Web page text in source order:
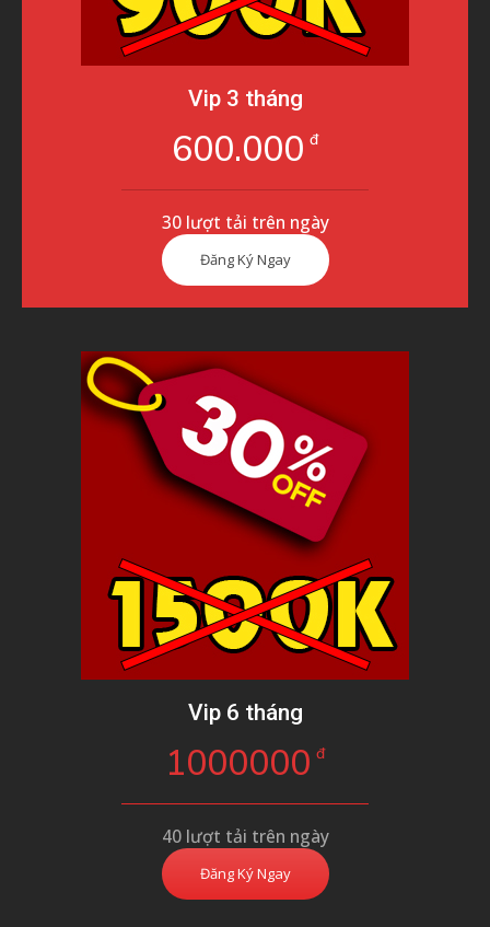
Vip 3 tháng
600.000 đ
30 lượt tải trên ngày
Đăng Ký Ngay
Vip 6 tháng
1000000 đ
40 lượt tải trên ngày
Đăng Ký Ngay